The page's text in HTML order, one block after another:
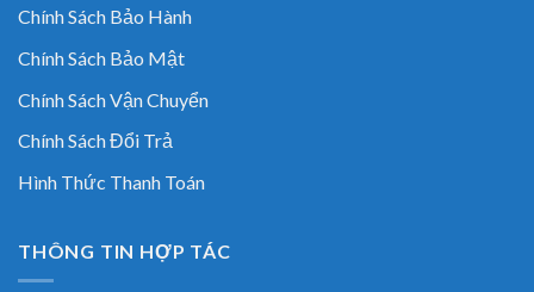
Chính Sách Bảo Hành
Chính Sách Bảo Mật
Chính Sách Vận Chuyển
Chính Sách Đổi Trả
Hình Thức Thanh Toán
THÔNG TIN HỢP TÁC